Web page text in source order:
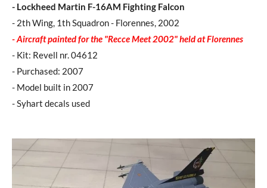
- Lockheed Martin F-16AM Fighting Falcon
- 2th Wing, 1th Squadron - Florennes, 2002
- Aircraft painted for the "Recce Meet 2002" held at Florennes
- Kit: Revell nr. 04612
- Purchased: 2007
- Model built in 2007
- Syhart decals used